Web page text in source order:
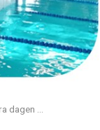
dagen ...